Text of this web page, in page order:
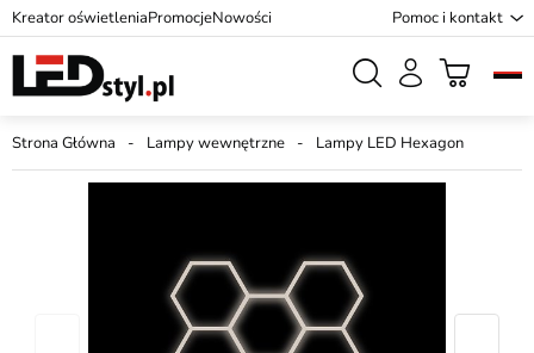
Kreator oświetleniaPromocjeNowości Pomoc i kontakt
Strona Główna Lampy wewnętrzne Lampy LED Hexagon